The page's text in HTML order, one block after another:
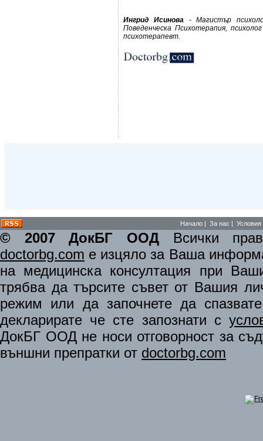
Ингрид Исинова- Магистър
Поведенческа Психотерапия,
психотерапевт.
Начало | За нас | Условия
© 2007 ДокБГ ООД Всички
doctorbg.com е изцяло за Ваша
на медицинска консултация при
трябва да търсите съвет от Вашия
режим или да започнете да
декларирате че сте запознати с
ДокБГ ООД не носи отговорност за
външни препратки от doctorbg.com